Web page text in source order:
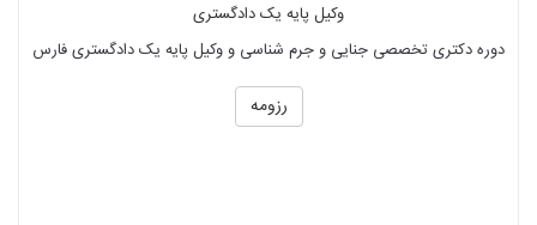
وکیل پایه یک دادگستری
دوره دکتری تخصصی جنایی و جرم شناسی و وکیل پایه یک دادگستری فارس
رزومه